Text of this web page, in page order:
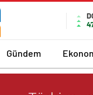
Gündem